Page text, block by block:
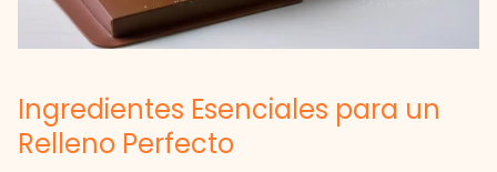
Ingredientes Esenciales para un
Relleno Perfecto